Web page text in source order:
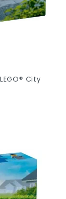
City